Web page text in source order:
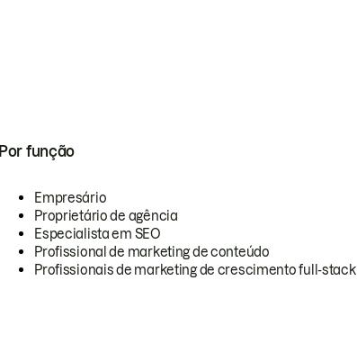
Por função
Empresário
Proprietário de agência
Especialista em SEO
Profissional de marketing de conteúdo
Profissionais de marketing de crescimento full-stack